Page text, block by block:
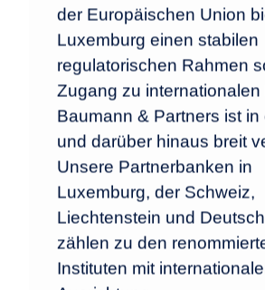
der Europäischen Union
Luxemburg einen stabilen
regulatorischen Rahmen
Zugang zu internationalen
Baumann & Partners ist in
und darüber hinaus breit
Unsere Partnerbanken in
Luxemburg, der Schweiz,
Liechtenstein und
zählen zu den
Instituten mit